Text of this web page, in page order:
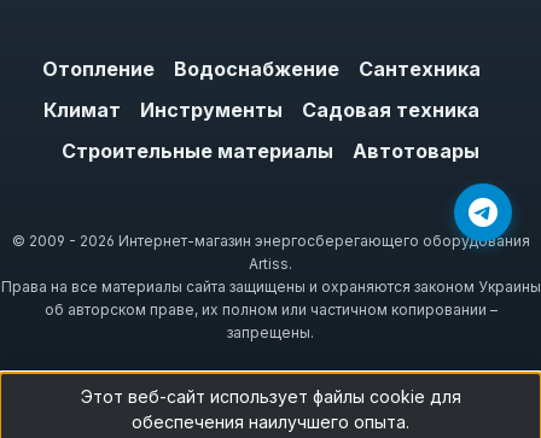
Отопление Водоснабжение
Сантехника
Климат
Инструменты
Садовая техника
Строительные материалы
Автотовары
© 2009 - 2026 Интернет-магазин энергосберегающего оборудования
Artiss.
Права на все материалы сайта защищены и охраняются законом Украины
об авторском праве, их полном или частичном копировании –
запрещены.
Этот веб-сайт использует файлы cookie для
обеспечения наилучшего опыта.